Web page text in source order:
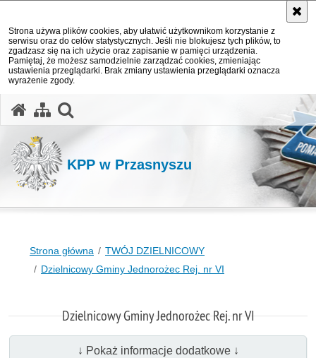
Strona używa plików cookies, aby ułatwić użytkownikom korzystanie z
serwisu oraz do celów statystycznych. Jeśli nie blokujesz tych plików, to
zgadzasz się na ich użycie oraz zapisanie w pamięci urządzenia.
Pamiętaj, że możesz samodzielnie zarządzać cookies, zmieniając
ustawienia przeglądarki. Brak zmiany ustawienia przeglądarki oznacza
wyrażenie zgody.
KPP w Przasnyszu
Strona główna
TWÓJ DZIELNICOWY
Dzielnicowy Gminy Jednorożec Rej. nr VI
Dzielnicowy Gminy Jednorożec Rej. nr VI
↓ Pokaż informacje dodatkowe ↓